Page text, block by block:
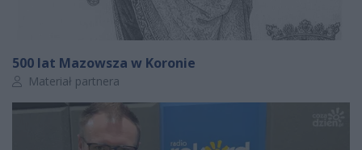
500 lat Mazowsza w Koronie
Autor artykułu:
Materiał partnera